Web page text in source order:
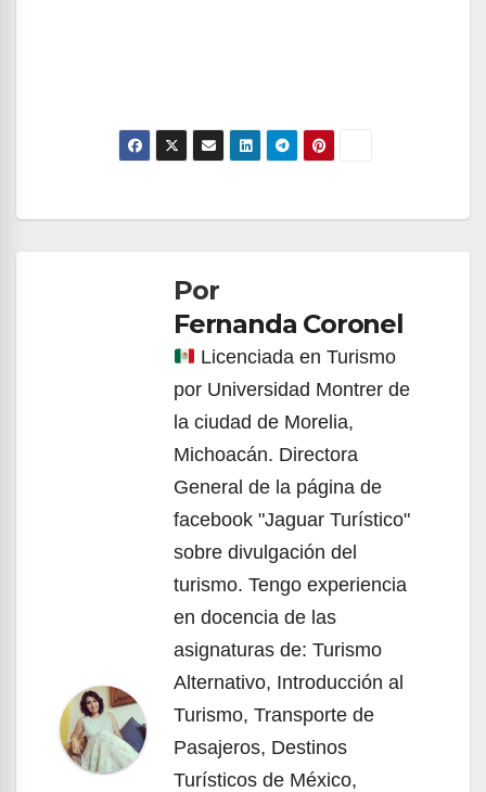
Navegación
entradasPor
Fernanda Coronel
Licenciada en Turismo
por Universidad Montrer de
la ciudad de Morelia,
Michoacán. Directora
General de la página de
facebook "Jaguar Turístico"
sobre divulgación del
turismo. Tengo experiencia
en docencia de las
asignaturas de: Turismo
Alternativo, Introducción al
Turismo, Transporte de
Pasajeros, Destinos
Turísticos de México,